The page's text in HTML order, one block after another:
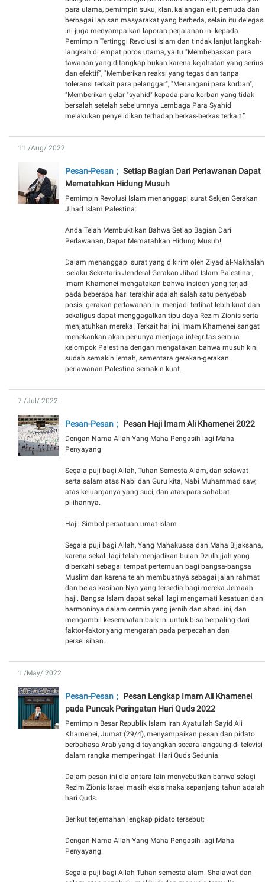
para ulama, pemimpin suku, klan, kalangan elit, pemuda dan
berbagai lapisan masyarakat yang berbeda, selain itu delegasi
ini juga menyampaikan laporan perjalanan ini kepada
Pemimpin Tertinggi Revolusi Islam dan tindak lanjut langkah-
langkah di empat poros utama, yaitu "Membebaskan para
tawanan yang ditangkap bukan karena kejahatan yang serius
dan efektif", "Memberikan reaksi yang tegas dan tanpa
toleransi terkait para pelanggar", "Menangani para korban",
"Memberikan gelar "syahid" kepada para korban yang tidak
bersalah setelah sebelumnya Lembaga Para Syahid
melakukan penyelidikan terhadap berkas-berkas terkait.”
11 /Aug/ 2022
Pesan-Pesan
Setiap Bagian Dari Perlawanan Dapat
Mematahkan Hidung Musuh
Pemimpin Revolusi Islam menanggapi surat Sekjen Gerakan
Jihad Islam Palestina:
Anda Telah Membuktikan Bahwa Setiap Bagian Dari
Perlawanan, Dapat Mematahkan Hidung Musuh!
Dalam menanggapi surat yang dikirim oleh Ziyad al-Nakhalah
-selaku Sekretaris Jenderal Gerakan Jihad Islam Palestina-,
Imam Khamenei mengatakan bahwa insiden yang terjadi
pada beberapa hari terakhir adalah salah satu penyebab
posisi gerakan perlawanan ini menjadi terlihat lebih kuat dan
sekaligus dapat menggagalkan tipu daya Rezim Zionis serta
menjatuhkan mereka! Terkait hal ini, Imam Khamenei sangat
menekankan akan perlunya menjaga integritas semua
kelompok Palestina dengan mengatakan bahwa musuh kini
sudah semakin lemah, sementara gerakan-gerakan
perlawanan Palestina semakin kuat.
7 /Jul/ 2022
Pesan-Pesan Pesan Haji Imam Ali Khamenei 2022
Dengan Nama Allah Yang Maha Pengasih lagi Maha
Penyayang
Segala puji bagi Allah, Tuhan Semesta Alam, dan selawat
serta salam atas Nabi dan Guru kita, Nabi Muhammad saw,
atas keluarganya yang suci, dan atas para sahabat
pilihannya.
Haji: Simbol persatuan umat Islam
Segala puji bagi Allah, Yang Mahakuasa dan Maha Bijaksana,
karena sekali lagi telah menjadikan bulan Dzulhijjah yang
diberkahi sebagai tempat pertemuan bagi bangsa-bangsa
Muslim dan karena telah membuatnya sebagai jalan rahmat
dan belas kasihan-Nya yang tersedia bagi mereka Jemaah
haji. Bangsa Islam dapat sekali lagi mengamati kesatuan dan
harmoninya dalam cermin yang jernih dan abadi ini, dan
mengambil kesempatan baik ini untuk bisa berpaling dari
faktor-faktor yang mengarah pada perpecahan dan
perselisihan.
1 /May/ 2022
Pesan-Pesan
Pesan Lengkap Imam Ali Khamenei
pada Puncak Peringatan Hari Quds 2022
Pemimpin Besar Republik Islam Iran Ayatullah Sayid Ali
Khamenei, Jumat (29/4), menyampaikan pesan dan pidato
berbahasa Arab yang ditayangkan secara langsung di televisi
dalam rangka memperingati Hari Quds Sedunia.
Dalam pesan ini dia antara lain menyebutkan bahwa selagi
Rezim Zionis Israel masih eksis maka sepanjang tahun adalah
hari Quds.
Berikut terjemahan lengkap pidato tersebut;
Dengan Nama Allah Yang Maha Pengasih lagi Maha
Penyayang.
Segala puji bagi Allah Tuhan semesta alam. Shalawat dan